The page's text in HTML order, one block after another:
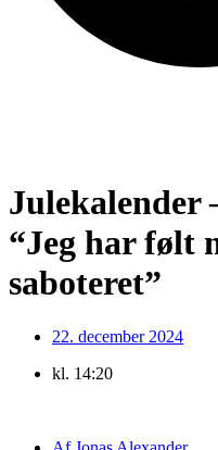
Julekalender
“Jeg har følt
saboteret”
22. december 2024
kl. 14:20